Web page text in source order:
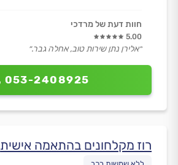
053-2408925
חוות דעת של מרדכי
5.00
״אלירן נתן שירות טוב, אחלה גבר.״
רוז מקלחונים בהתאמה אישית